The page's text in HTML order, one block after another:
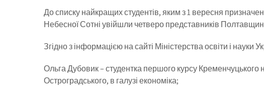
До списку найкращих студентів, яким з 1 вересня
Небесної Сотні увійшли четверо представників
Згідно з інформацією на сайті Міністерства освіти і науки
Ольга Дубовик – студентка першого курсу Кременчуцького
Остроградського, в галузі економіка;